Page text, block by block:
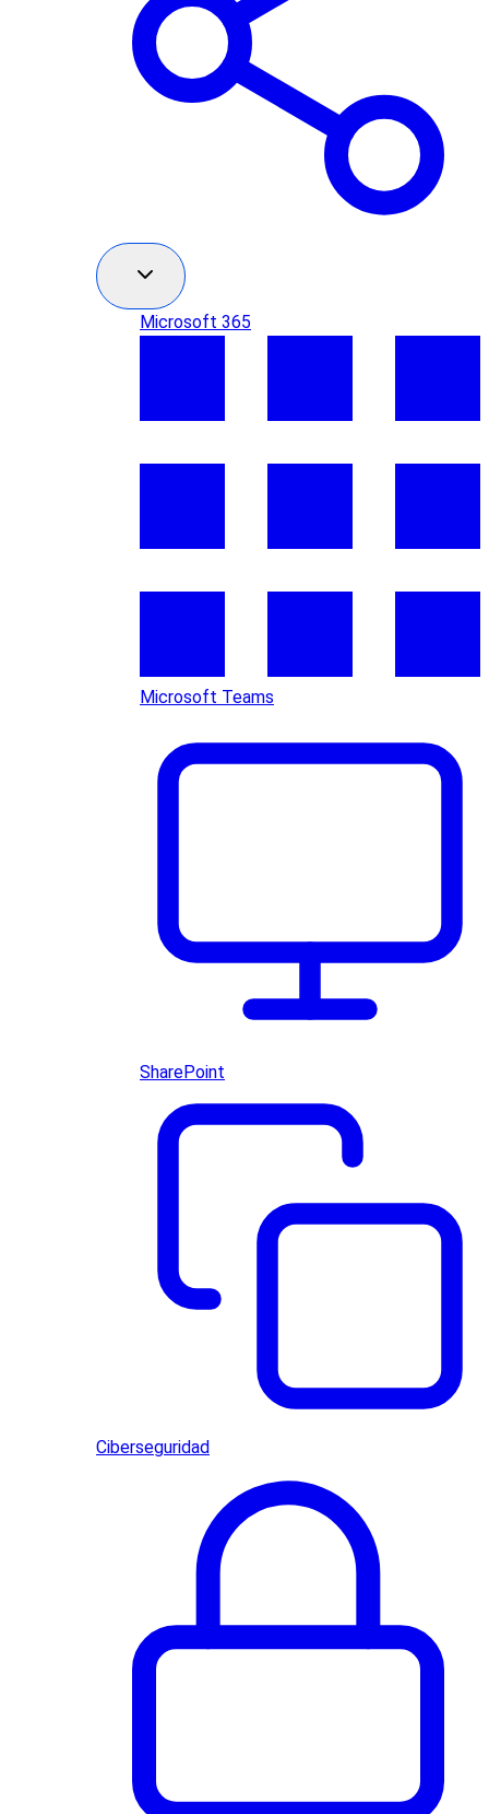
Microsoft 365
Microsoft Teams
SharePoint
Ciberseguridad